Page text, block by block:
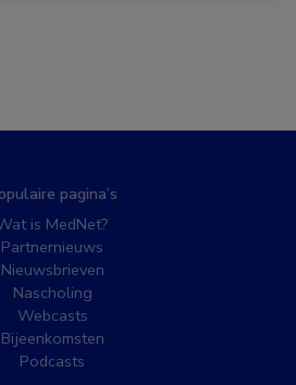
pagina’s
is MedNet?
Partnernieuws
Nieuwsbrieven
Nascholing
Webcasts
Bijeenkomsten
Podcasts